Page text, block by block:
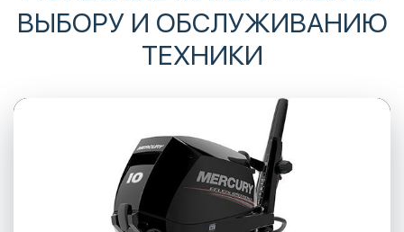
ВЫБОРУ И ОБСЛУЖИВАНИЮ
ТЕХНИКИ